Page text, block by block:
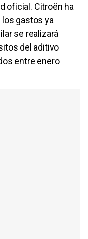
oficial. Citroën ha
los gastos ya
se realizará
del aditivo
entre enero